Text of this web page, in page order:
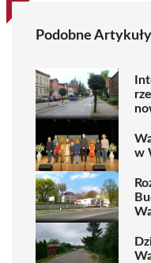
Podobne Artykuły
w